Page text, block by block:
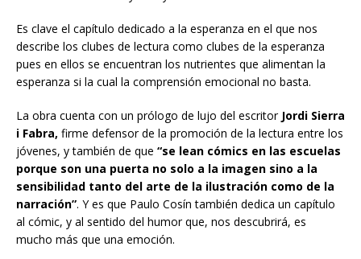
Es clave el capítulo dedicado a la esperanza en el que nos
describe los clubes de lectura como clubes de la esperanza
pues en ellos se encuentran los nutrientes que alimentan la
esperanza si la cual la comprensión emocional no basta.
La obra cuenta con un prólogo de lujo del escritorJordi Sierra
i Fabra, firme defensor de la promoción de la lectura entre los
jóvenes, y también de que “se lean cómics en las escuelas
porque son una puerta no solo a la imagen sino a la
sensibilidad tanto del arte de la ilustración como de la
narración”. Y es que Paulo Cosín también dedica un capítulo
al cómic, y al sentido del humor que, nos descubrirá, es
mucho más que una emoción.